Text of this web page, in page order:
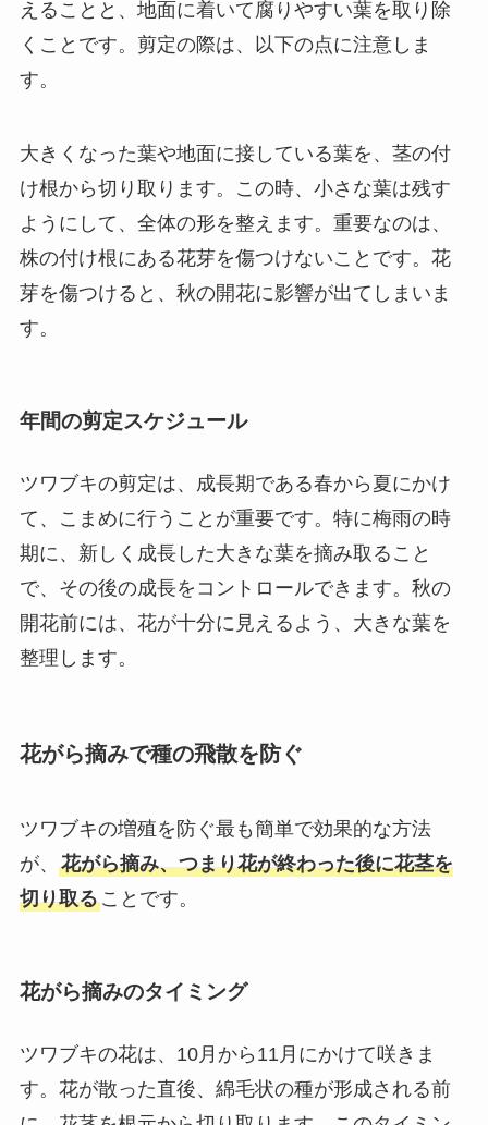
えることと、地面に着いて腐りやすい葉を取り除
くことです。剪定の際は、以下の点に注意しま
す。
大きくなった葉や地面に接している葉を、茎の付
け根から切り取ります。この時、小さな葉は残す
ようにして、全体の形を整えます。重要なのは、
株の付け根にある花芽を傷つけないことです。花
芽を傷つけると、秋の開花に影響が出てしまいま
す。
年間の剪定スケジュール
ツワブキの剪定は、成長期である春から夏にかけ
て、こまめに行うことが重要です。特に梅雨の時
期に、新しく成長した大きな葉を摘み取ること
で、その後の成長をコントロールできます。秋の
開花前には、花が十分に見えるよう、大きな葉を
整理します。
花がら摘みで種の飛散を防ぐ
ツワブキの増殖を防ぐ最も簡単で効果的な方法
が、 花がら摘み、つまり花が終わった後に花茎を
切り取ることです。
花がら摘みのタイミング
ツワブキの花は、10月から11月にかけて咲きま
す。花が散った直後、綿毛状の種が形成される前